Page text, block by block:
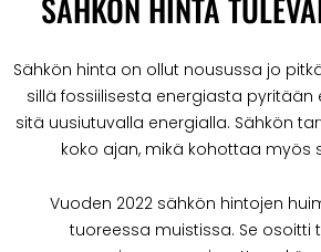
SÄHKÖN HINTA
Sähkön hinta on ollut nousussa jo
sillä fossiilisesta energiasta
sitä uusiutuvalla energialla. Sähkön
koko ajan, mikä kohottaa myös
Vuoden 2022 sähkön hintojen
tuoreessa muistissa. Se osoitti